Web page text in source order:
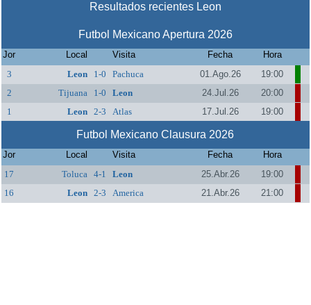
Resultados recientes Leon
Futbol Mexicano Apertura 2026
Jor Local Visita Fecha
Hora
3
Leon 1-0 Pachuca 01.Ago.26
19:00
2
Tijuana 1-0 Leon 24.Jul.26
20:00
1
Leon 2-3 Atlas 17.Jul.26 19:00
Futbol Mexicano Clausura 2026
Jor Local Visita Fecha
Hora
17
Toluca 4-1 Leon 25.Abr.26
19:00
16
Leon 2-3 America 21.Abr.26 21:00